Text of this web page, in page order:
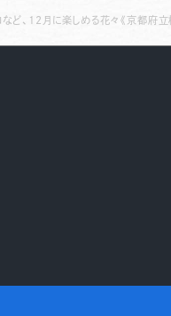
など、12月に楽しめる花々《京都府